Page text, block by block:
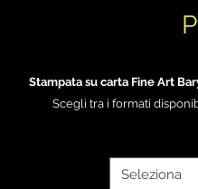
Stampata su carta Fine Art
Scegli tra i formati
Seleziona